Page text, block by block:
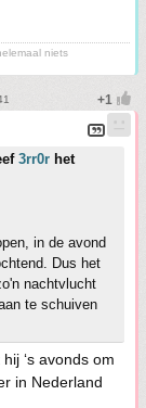
niets
3rr0r het
in de avond
Dus het
nachtvlucht
te schuiven
‘s avonds om
in Nederland